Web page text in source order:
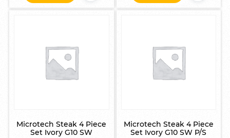
Microtech Steak 4 Piece
Set Ivory G10 SW
Microtech Steak 4 Piece
Set Ivory G10 SW P/S